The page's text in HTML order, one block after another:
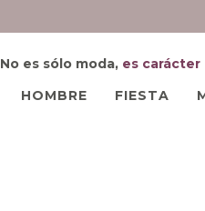
No es sólo moda, es carácter
HOMBRE FIESTA